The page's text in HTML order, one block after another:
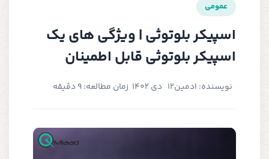
عمومی
اسپیکر بلوتوثی | ویژگی های یک
اسپیکر بلوتوثی قابل اطمینان
نویسنده: ادمین12 دی 1402 زمان مطالعه: 9 دقیقه